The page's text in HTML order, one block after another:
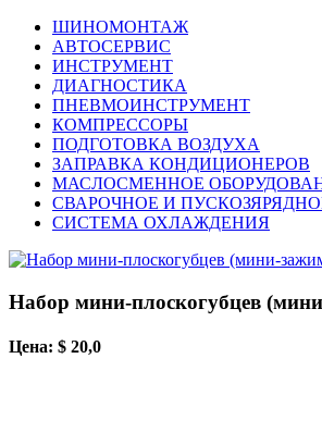
ШИНОМОНТАЖ
АВТОСЕРВИС
ИНСТРУМЕНТ
ДИАГНОСТИКА
ПНЕВМОИНСТРУМЕНТ
КОМПРЕССОРЫ
ПОДГОТОВКА ВОЗДУХА
ЗАПРАВКА КОНДИЦИОНЕРОВ
МАСЛОСМЕННОЕ
СВАРОЧНОЕ И
СИСТЕМА ОХЛАЖДЕНИЯ
Набор мини-плоскогубцев
Цена: $ 20,0